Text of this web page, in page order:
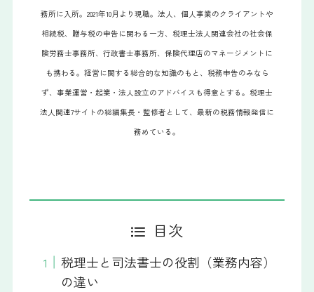
務所に入所。2021年10月より現職。法人、個人事業のクライアントや
相続税、贈与税の申告に関わる一方、税理士法人関連会社の社会保
険労務士事務所、行政書士事務所、保険代理店のマネージメントに
も携わる。経営に関する総合的な知識のもと、税務申告のみなら
ず、事業運営・起業・法人設立のアドバイスも得意とする。税理士
法人関連7サイトの総編集長・監修者として、最新の税務情報発信に
務めている。
目次
税理士と司法書士の役割（業務内容）
の違い